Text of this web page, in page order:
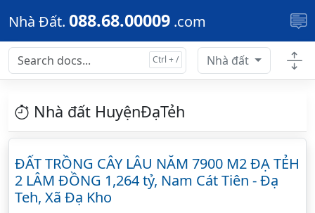
Skip to main content
Nhà Đất. 088.68.00009 .com
Nhà đất
Nhà đất HuyệnĐạTẻh
ĐẤT TRỒNG CÂY LÂU NĂM 7900 M2 ĐẠ TẺH
2 LÂM ĐỒNG 1,264 tỷ, Nam Cát Tiên - Đạ
Teh, Xã Đạ Kho